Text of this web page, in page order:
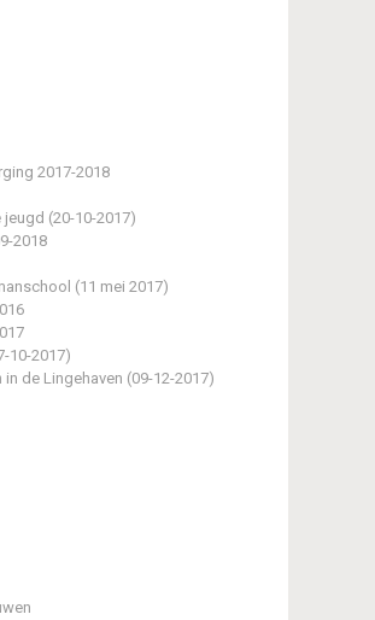
2017-2018
(20-10-2017)
2018
(11 mei 2017)
10-2017)
de Lingehaven (09-12-2017)